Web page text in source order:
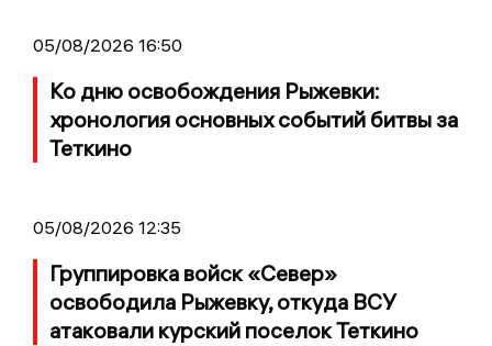
05/08/2026 16:50
Ко дню освобождения Рыжевки:
хронология основных событий битвы за
Теткино
05/08/2026 12:35
Группировка войск «Север»
освободила Рыжевку, откуда ВСУ
атаковали курский поселок Теткино